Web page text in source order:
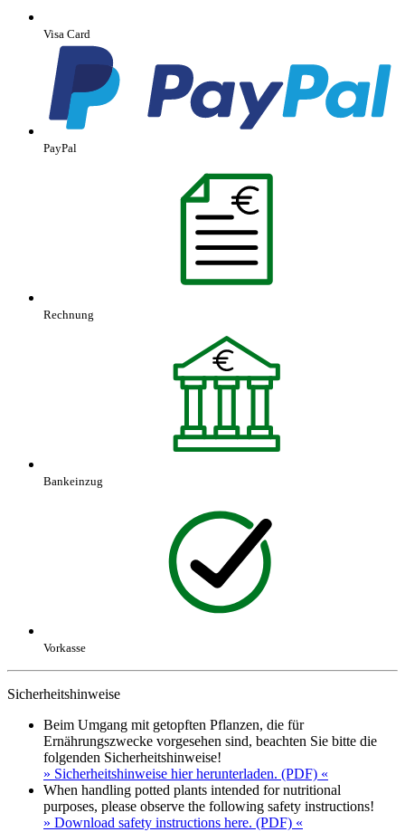
Visa Card
PayPal
Rechnung
Bankeinzug
Vorkasse
Sicherheitshinweise
Beim Umgang mit getopften Pflanzen, die für
Ernährungszwecke vorgesehen sind, beachten Sie bitte die
folgenden Sicherheitshinweise!
» Sicherheitshinweise hier herunterladen. (PDF) «
When handling potted plants intended for nutritional
purposes, please observe the following safety instructions!
» Download safety instructions here. (PDF) «